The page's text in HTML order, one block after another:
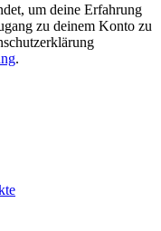
um deine Erfahrung
zu deinem Konto zu
.